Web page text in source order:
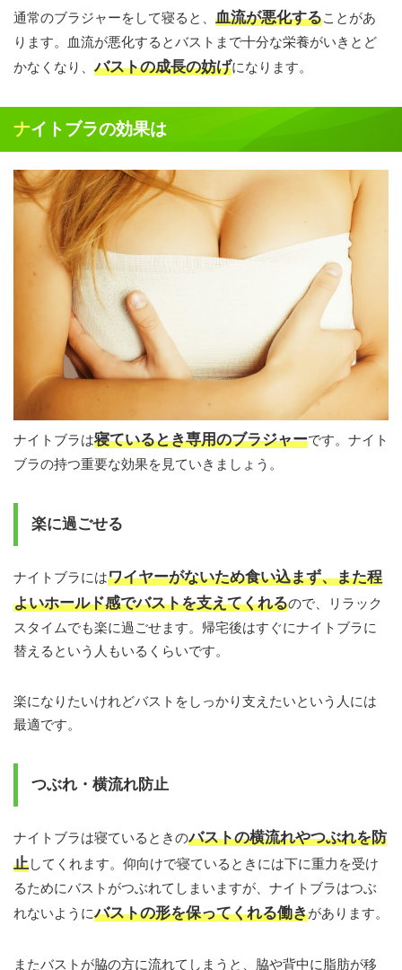
通常のブラジャーをして寝ると、 血流が悪化することがあ
ります。血流が悪化するとバストまで十分な栄養がいきとど
かなくなり、バストの成長の妨げになります。
ナイトブラの効果は
ナイトブラは寝ているとき専用のブラジャーです。ナイト
ブラの持つ重要な効果を見ていきましょう。
楽に過ごせる
ナイトブラにはワイヤーがないため食い込まず、また程
よいホールド感でバストを支えてくれるので、リラック
スタイムでも楽に過ごせます。帰宅後はすぐにナイトブラに
替えるという人もいるくらいです。
楽になりたいけれどバストをしっかり支えたいという人には
最適です。
つぶれ・横流れ防止
ナイトブラは寝ているときのバストの横流れやつぶれを防
止してくれます。仰向けで寝ているときには下に重力を受け
るためにバストがつぶれてしまいますが、ナイトブラはつぶ
れないようにバストの形を保ってくれる働きがあります。
またバストが脇の方に流れてしまうと、脇や背中に脂肪が移